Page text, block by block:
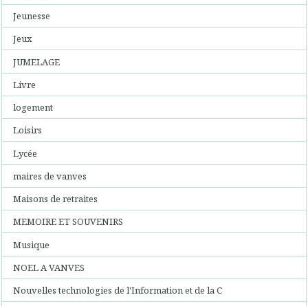
Jeunesse
Jeux
JUMELAGE
Livre
logement
Loisirs
Lycée
maires de vanves
Maisons de retraites
MEMOIRE ET SOUVENIRS
Musique
NOEL A VANVES
Nouvelles technologies de l'Information et de la C